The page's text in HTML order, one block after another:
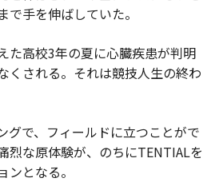
手を伸ばしていた。
た高校3年の夏に心臓疾患が判明
くされる。それは競技人生の終わ
グで、フィールドに立つことがで
烈な原体験が、のちにTENTIALを
となる。